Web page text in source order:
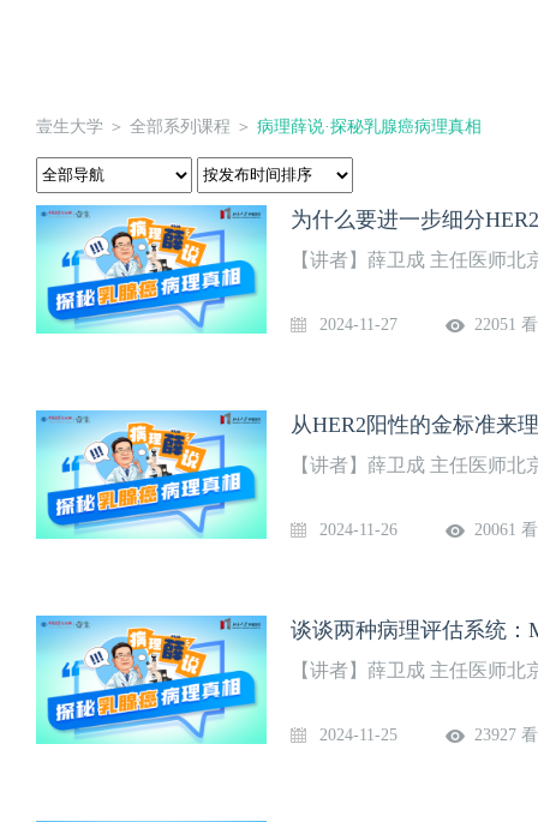
壹生大学 ＞ 全部系列课程 ＞ 病理薛说·探秘乳腺癌病理真相
为什么要进一步细分
【讲者】薛卫成 主任医师
2024-11-27 22051
从HER2阳性的金标准来
【讲者】薛卫成 主任医师
2024-11-26 20061
谈谈两种病理评估系统：
【讲者】薛卫成 主任医师
2024-11-25 23927